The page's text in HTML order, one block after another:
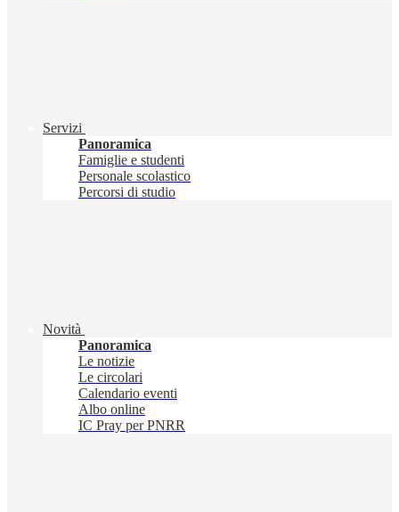
Servizi
Panoramica
Famiglie e studenti
Personale scolastico
Percorsi di studio
Novità
Panoramica
Le notizie
Le circolari
Calendario eventi
Albo online
IC Pray per PNRR